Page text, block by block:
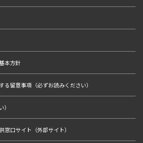
本方針
留意事項（必ずお読みください）
口サイト（外部サイト）